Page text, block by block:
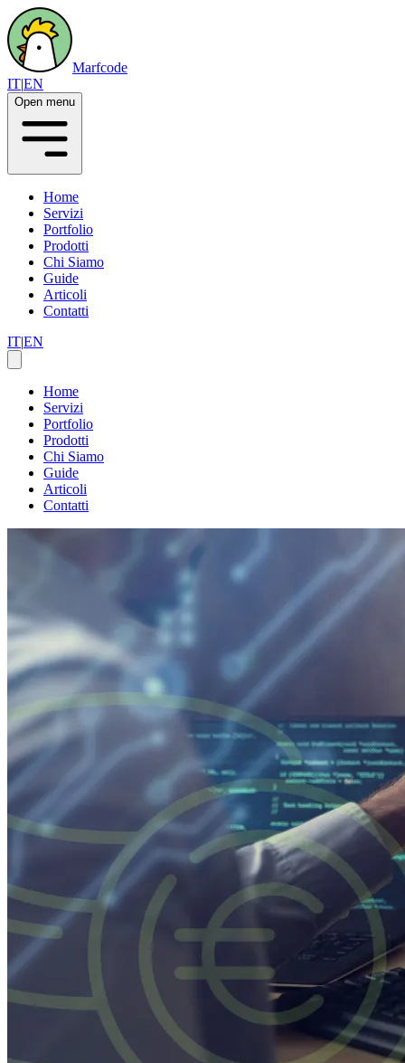
Marfcode
IT|EN
Open menu
Home
Servizi
Portfolio
Prodotti
Chi Siamo
Guide
Articoli
Contatti
IT|EN
Home
Servizi
Portfolio
Prodotti
Chi Siamo
Guide
Articoli
Contatti